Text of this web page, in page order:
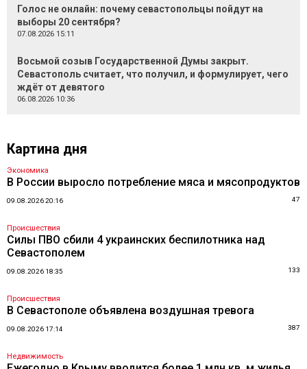
Голос не онлайн: почему севастопольцы пойдут на
выборы 20 сентября?
07.08.2026 15:11
Восьмой созыв Государственной Думы закрыт.
Севастополь считает, что получил, и формулирует, чего
ждёт от девятого
06.08.2026 10:36
Картина дня
Экономика
В России выросло потребление мяса и мясопродуктов
09.08.2026 20:16 47
Происшествия
Силы ПВО сбили 4 украинских беспилотника над
Севастополем
09.08.2026 18:35 133
Происшествия
В Севастополе объявлена воздушная тревога
09.08.2026 17:14 387
Недвижимость